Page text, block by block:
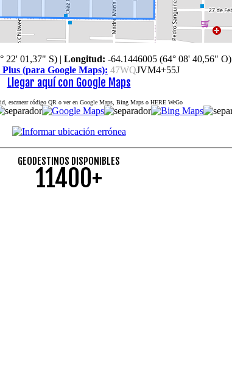
22' 01,37" S) | Longitud: -64.1446005 (64° 08' 40,56" O)
(para Google Maps): 47WQJVM4+55J
Llegar aquí con Google Maps
escanear código QR o ver en Google Maps, Bing Maps o HERE WeGo
GEODESTINOS DISPONIBLES
11400+